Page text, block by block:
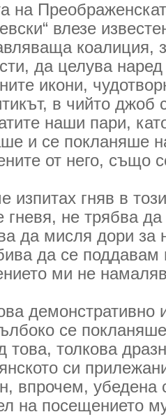
на
влезе
коалиция,
да целува
икони,
в чийто джоб
наши пари,
и се покланяше
от него, също
изпитах гняв в
гневя, не трябва
да мисля дори за
да се поддавам
ми не
демонстративно
се
това, толкова
си
впрочем, убедена
на посещението